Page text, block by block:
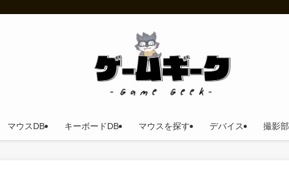
マウスDB キーボードDB マウスを探す デバイス 撮影部